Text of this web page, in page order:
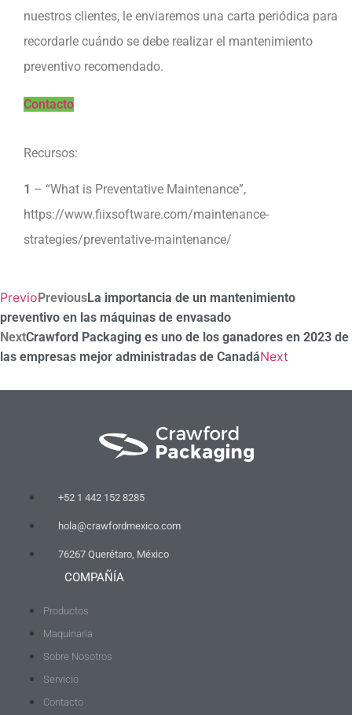
nuestros clientes, le enviaremos una carta periódica para
recordarle cuándo se debe realizar el mantenimiento
preventivo recomendado.
Contacto
Recursos:
1 – “What is Preventative Maintenance”,
https://www.fiixsoftware.com/maintenance-
strategies/preventative-maintenance/
PrevioPreviousLa importancia de un mantenimiento
preventivo en las máquinas de envasado
NextCrawford Packaging es uno de los ganadores en 2023 de
las empresas mejor administradas de CanadáNext
+52 1 442 152 8285
hola@crawfordmexico.com
76267 Querétaro, México
COMPAÑÍA
Productos
Maquinaria
Sobre Nosotros
Servicio
Contacto